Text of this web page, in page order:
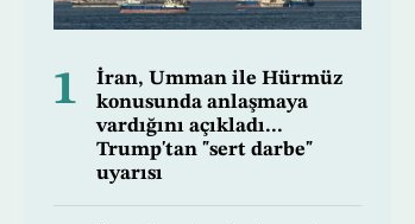
1
İran, Umman ile Hürmüz
konusunda anlaşmaya
vardığını açıkladı...
Trump'tan "sert darbe"
uyarısı